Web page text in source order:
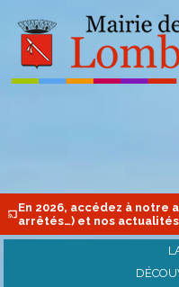
En 2026, accédez à notre
arrêtés…) et nos